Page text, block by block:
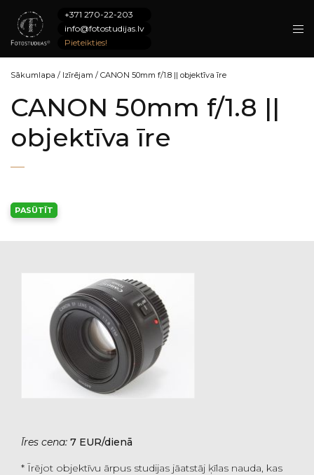
+371 270-22-203
info@fotostudijas.lv
Pieteikties!
Sākumlapa / Izīrējam / CANON 50mm f/1.8 || objektīva īre
CANON 50mm f/1.8 ||
objektīva īre
PASŪTĪT
Īres cena: 7 EUR/dienā
* Īrējot objektīvu ārpus studijas jāatstāj ķīlas nauda, kas